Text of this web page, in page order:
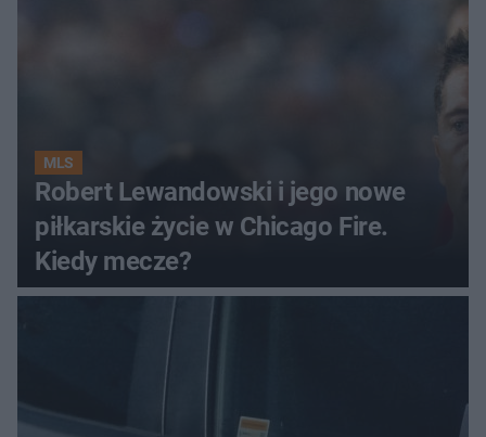
MLS
Robert Lewandowski i jego nowe
piłkarskie życie w Chicago Fire.
Kiedy mecze?